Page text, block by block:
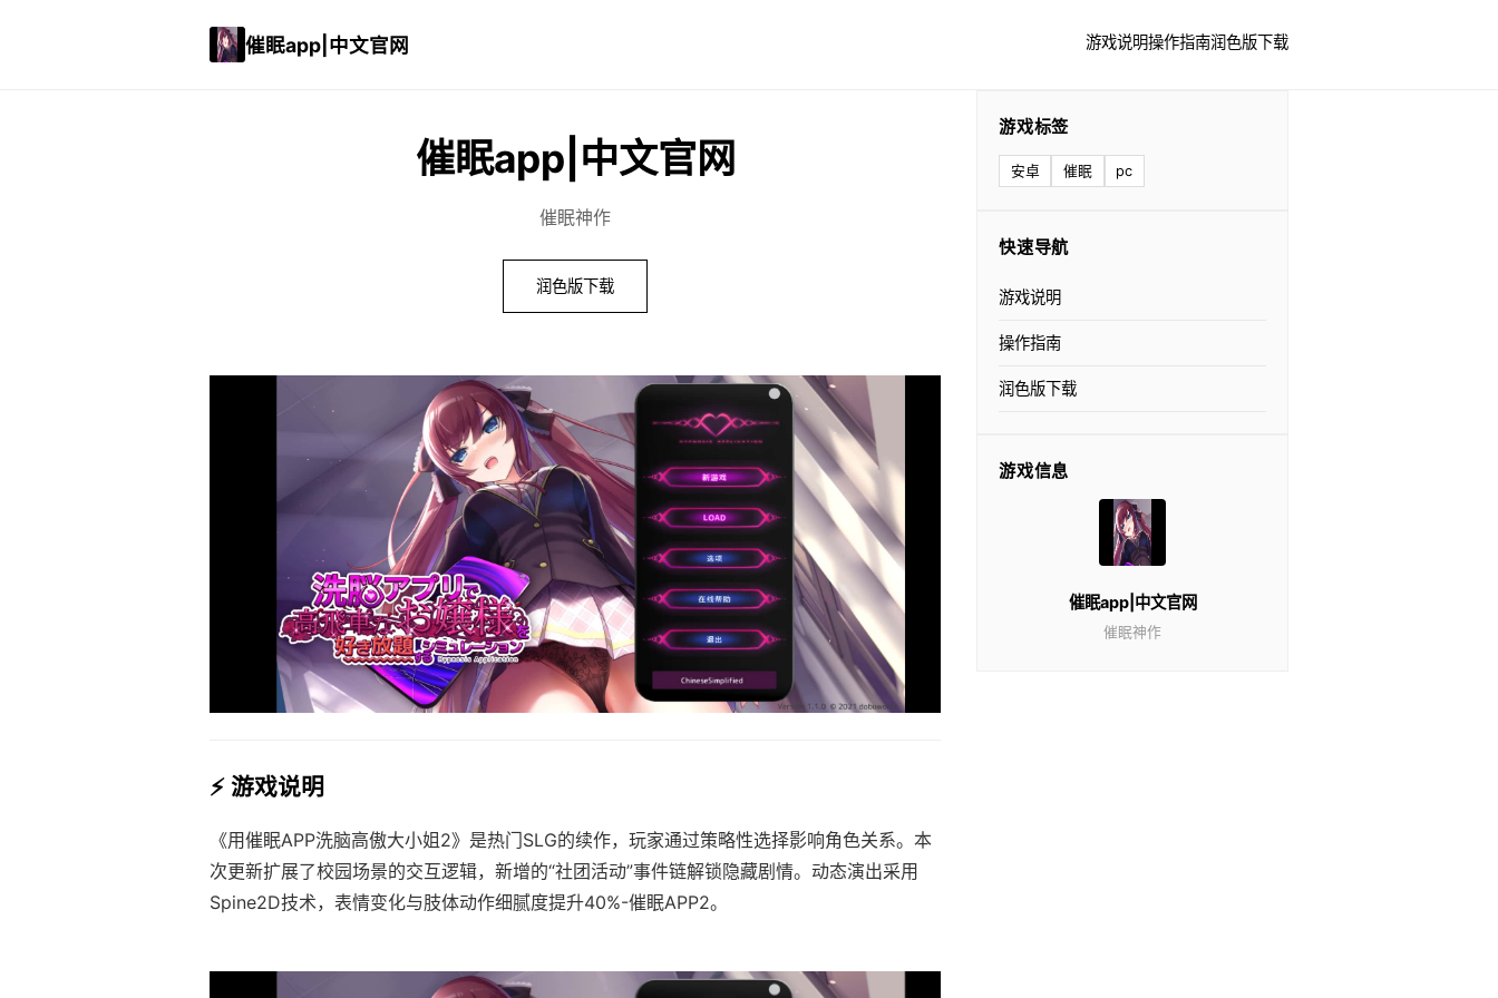
催眠app|中文官网 游戏说明操作指南润色版下载
催眠app|中文官网
催眠神作
润色版下载
⚡ 游戏说明
《用催眠APP洗脑高傲大小姐2》是热门SLG的续作，玩家通过策略性选择影响角色关系。本
次更新扩展了校园场景的交互逻辑，新增的“社团活动”事件链解锁隐藏剧情。动态演出采用
Spine2D技术，表情变化与肢体动作细腻度提升40%-催眠APP2。
游戏标签
安卓 催眠 pc
快速导航
游戏说明
操作指南
润色版下载
游戏信息
催眠app|中文官网
催眠神作